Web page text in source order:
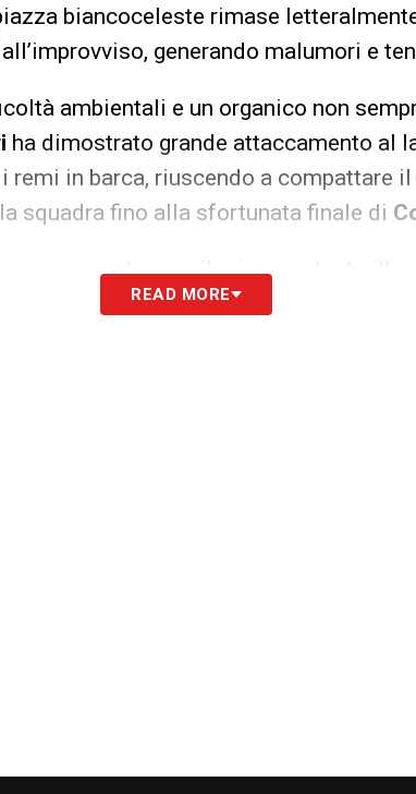
biancoceleste rimase
generando malumori e
ambientali e un organico non
ha dimostrato grande attaccamento al
remi in barca, riuscendo a compattare
squadra fino alla sfortunata finale di
rappresenta oggi il primo partente
READ MORE